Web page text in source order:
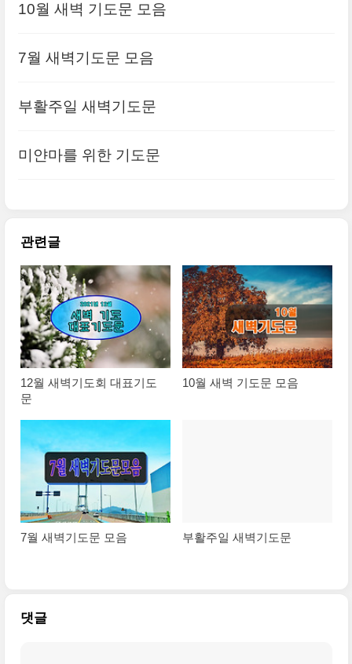
10월 새벽 기도문 모음
7월 새벽기도문 모음
부활주일 새벽기도문
미얀마를 위한 기도문
관련글
12월 새벽기도회 대표기도
문
10월 새벽 기도문 모음
7월 새벽기도문 모음 부활주일 새벽기도문
댓글